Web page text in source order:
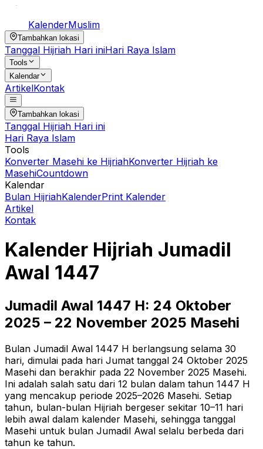
KalenderMuslim
Tambahkan lokasi
Tanggal Hijriah Hari iniHari Raya Islam
Tools
Kalendar
ArtikelKontak
Tambahkan lokasi
Tanggal Hijriah Hari ini
Hari Raya Islam
Tools
Konverter Masehi ke HijriahKonverter Hijriah ke
MasehiCountdown
Kalendar
Bulan HijriahKalenderPrint Kalender
Artikel
Kontak
Kalender Hijriah Jumadil
Awal 1447
Jumadil Awal 1447 H: 24 Oktober
2025 – 22 November 2025 Masehi
Bulan Jumadil Awal 1447 H berlangsung selama 30
hari, dimulai pada hari Jumat tanggal 24 Oktober 2025
Masehi dan berakhir pada 22 November 2025 Masehi.
Ini adalah salah satu dari 12 bulan dalam tahun 1447 H
yang mencakup periode 2025–2026 Masehi. Setiap
tahun, bulan-bulan Hijriah bergeser sekitar 10–11 hari
lebih awal dalam kalender Masehi, sehingga tanggal
Masehi untuk bulan Jumadil Awal selalu berbeda dari
tahun ke tahun.